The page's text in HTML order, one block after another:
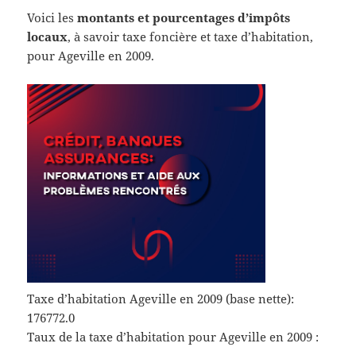
Voici lesmontants et pourcentages d’impôts
locaux, à savoir taxe foncière et taxe d’habitation,
pour Ageville en 2009.
Taxe d’habitation Ageville en 2009 (base nette):
176772.0
Taux de la taxe d’habitation pour Ageville en 2009 :